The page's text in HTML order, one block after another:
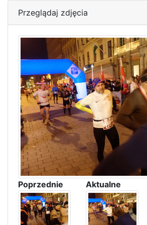
Przeglądaj zdjęcia
Poprzednie Aktualne